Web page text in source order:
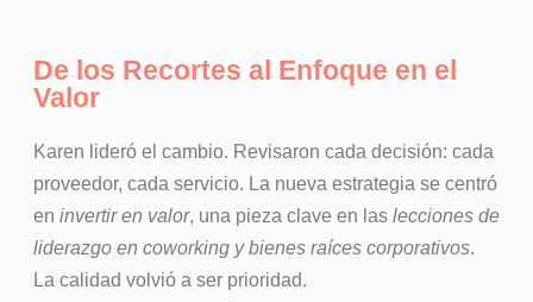
De los Recortes al Enfoque en el
Valor
Karen lideró el cambio. Revisaron cada decisión: cada
proveedor, cada servicio. La nueva estrategia se centró
en invertir en valor, una pieza clave en las lecciones de
liderazgo en coworking y bienes raíces corporativos.
La calidad volvió a ser prioridad.